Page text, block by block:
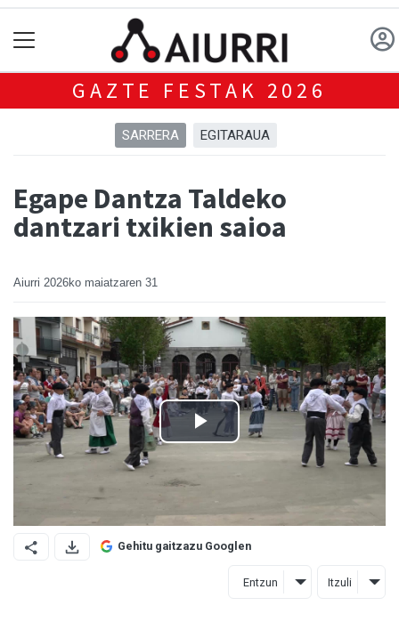
GAZTE FESTAK 2026
SARRERA EGITARAUA
Egape Dantza Taldeko
dantzari txikien saioa
Aiurri 2026ko maiatzaren 31
Gehitu gaitzazu Googlen
Entzun Itzuli